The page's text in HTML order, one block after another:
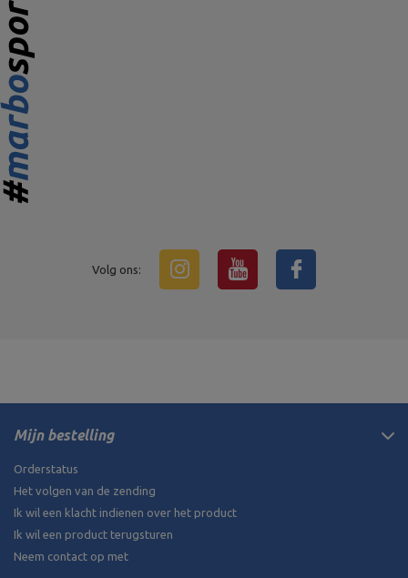
Volg ons:
Mijn bestelling
Orderstatus
Het volgen van de zending
Ik wil een klacht indienen over het product
Ik wil een product terugsturen
Neem contact op met